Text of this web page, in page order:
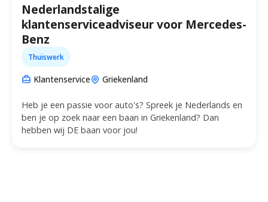
Nederlandstalige
klantenserviceadviseur voor Mercedes-
Benz
Thuiswerk
Klantenservice Griekenland
Heb je een passie voor auto's? Spreek je Nederlands en
ben je op zoek naar een baan in Griekenland? Dan
hebben wij DE baan voor jou!